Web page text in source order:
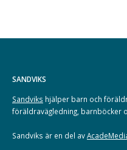
SANDVIKS
Sandviks hjälper barn och
föräldravägledning, barnböcker
Sandviks är en del av